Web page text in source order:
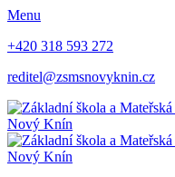
Menu
+420 318 593 272
reditel@zsmsnovyknin.cz
Nový Knín
Nový Knín